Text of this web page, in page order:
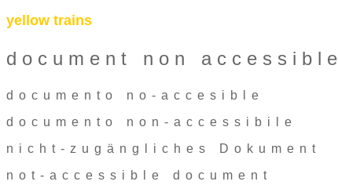
yellow trains
document non accessible
documento no-accesible
documento non-accessibile
nicht-zugängliches Dokument
not-accessible document